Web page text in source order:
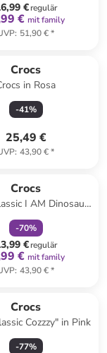
€regulär
€ mit family
: 51,90 €*
Crocs
in Rosa
-41%
25,49 €
: 43,90 €*
Crocs
I AM Dinosaur"
in Grün
-70%
€regulär
€ mit family
: 43,90 €*
Crocs
Cozzzy" in Pink
-77%